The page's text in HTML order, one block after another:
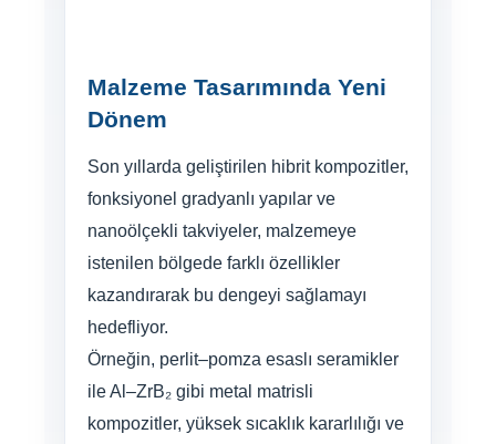
Malzeme Tasarımında Yeni
Dönem
Son yıllarda geliştirilen hibrit kompozitler,
fonksiyonel gradyanlı yapılar ve
nanoölçekli takviyeler, malzemeye
istenilen bölgede farklı özellikler
kazandırarak bu dengeyi sağlamayı
hedefliyor.
Örneğin, perlit–pomza esaslı seramikler
ile Al–ZrB₂ gibi metal matrisli
kompozitler, yüksek sıcaklık kararlılığı ve